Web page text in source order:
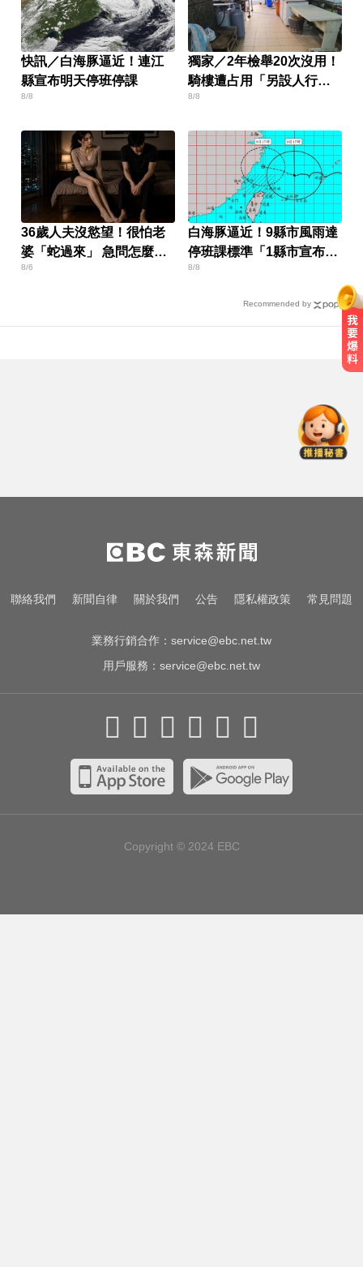
快訊／白海豚逼近！連江
縣宣布明天停班停課
8/8
獨家／2年檢舉20次沒用！
騎樓遭占用「另設人行
道」挨批
8/8
36歲人夫沒慾望！很怕老
婆「蛇過來」 急問怎麼
辦？
8/6
白海豚逼近！9縣市風雨達
停班課標準「1縣市宣布
了」
8/8
Recommended by
害越走越沒力
吃減肥藥竟變「公鴨嗓」！醫示
警：恐傷肝腎、甲狀腺
民進黨資深前輩辭世！前彰化市代
聯絡我們 新聞自律 關於我們 公告 隱私權政策 常見問題
業務行銷合作： service@ebc.net.tw
用戶服務： service@ebc.net.tw
Copyright © 2024 EBC